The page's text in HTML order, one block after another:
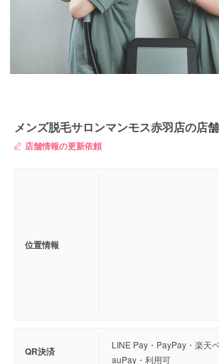
メンズ脱毛サロンマンモス赤羽店の店
店舗情報の更新依頼
位置情報
QR決済
LINE Pay・PayPay・楽天
auPay・利用可